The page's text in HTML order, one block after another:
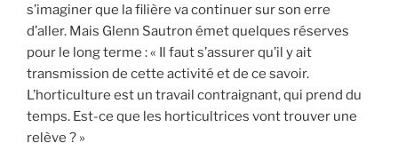
s’imaginer que la filière va continuer sur son erre
d’aller. Mais Glenn Sautron émet quelques réserves
pour le long terme : « Il faut s’assurer qu’il y ait
transmission de cette activité et de ce savoir.
L’horticulture est un travail contraignant, qui prend du
temps. Est-ce que les horticultrices vont trouver une
relève ? »